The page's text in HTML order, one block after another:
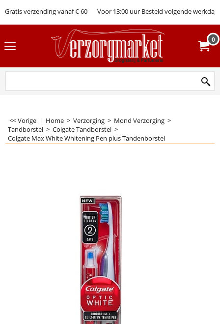
Gratis verzending vanaf € 60 Voor 13:00 uur Besteld volgende werkdag
0
<< Vorige | Home > Verzorging > Mond Verzorging >
Tandborstel > Colgate Tandborstel >
Colgate Max White Whitening Pen plus Tandenborstel